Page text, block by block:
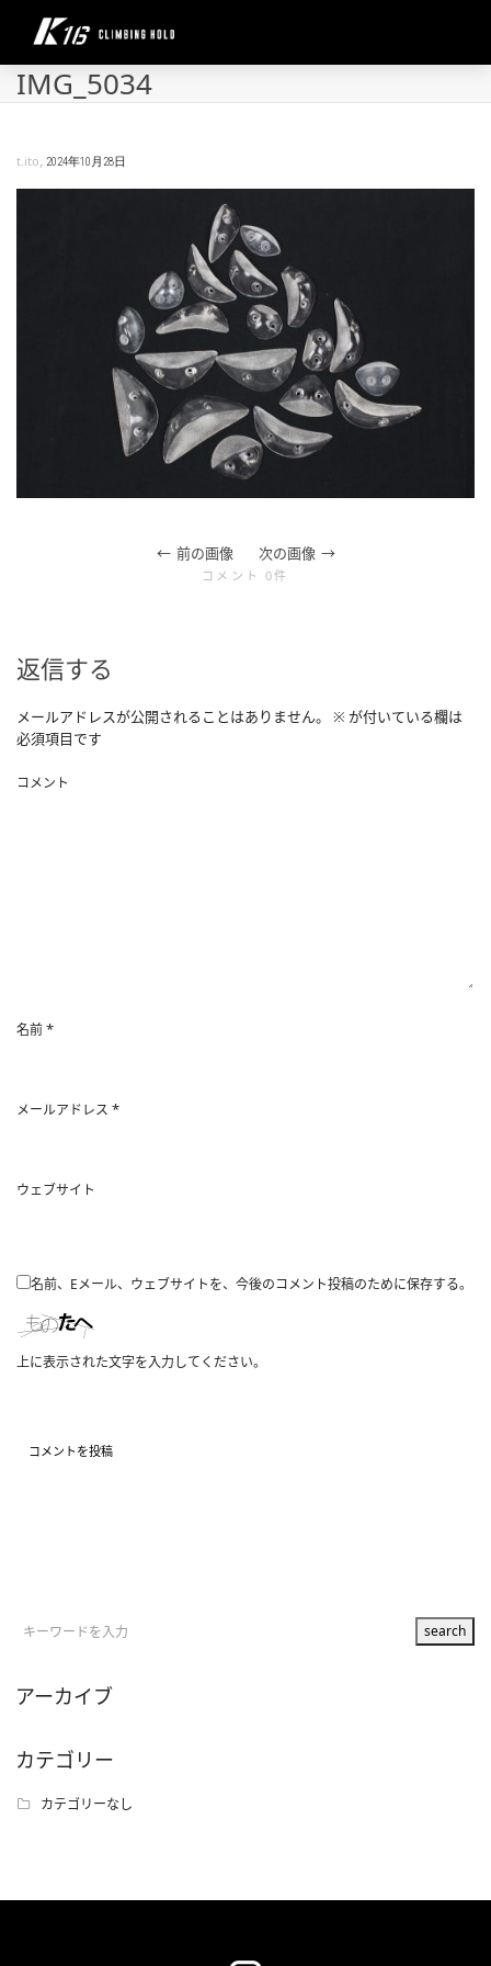
IMG_5034
t.ito, 2024年10月28日
前の画像 次の画像
コメント 0件
返信する
メールアドレスが公開されることはありません。 ※ が付いている欄は
必須項目です
コメント
名前*
メールアドレス *
ウェブサイト
名前、Eメール、ウェブサイトを、今後のコメント投稿のために保存する。
上に表示された文字を入力してください。
アーカイブ
カテゴリー
カテゴリーなし